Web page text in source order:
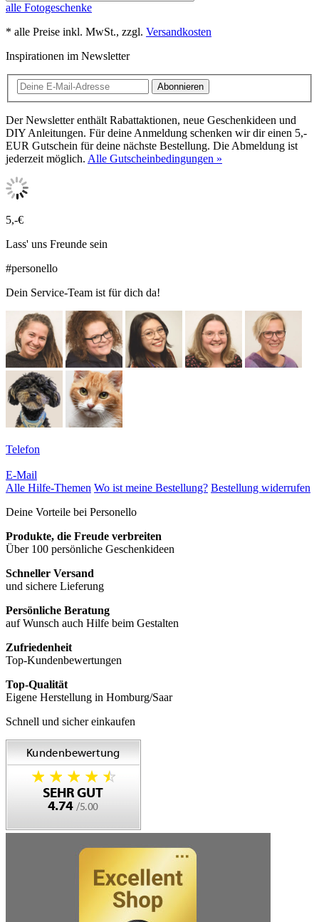
alle Fotogeschenke
* alle Preise inkl. MwSt., zzgl. Versandkosten
Inspirationen im Newsletter
Abonnieren
Der Newsletter enthält Rabattaktionen, neue Geschenkideen und
DIY Anleitungen. Für deine Anmeldung schenken wir dir einen 5,-
EUR Gutschein für deine nächste Bestellung. Die Abmeldung ist
jederzeit möglich. Alle Gutscheinbedingungen »
5,-€
Lass' uns Freunde sein
#personello
Dein Service-Team ist für dich da!
Telefon
E-Mail
Alle Hilfe-Themen Wo ist meine Bestellung? Bestellung widerrufen
Deine Vorteile bei Personello
Produkte, die Freude verbreiten
Über 100 persönliche Geschenkideen
Schneller Versand
und sichere Lieferung
Persönliche Beratung
auf Wunsch auch Hilfe beim Gestalten
Zufriedenheit
Top-Kundenbewertungen
Top-Qualität
Eigene Herstellung in Homburg/Saar
Schnell und sicher einkaufen